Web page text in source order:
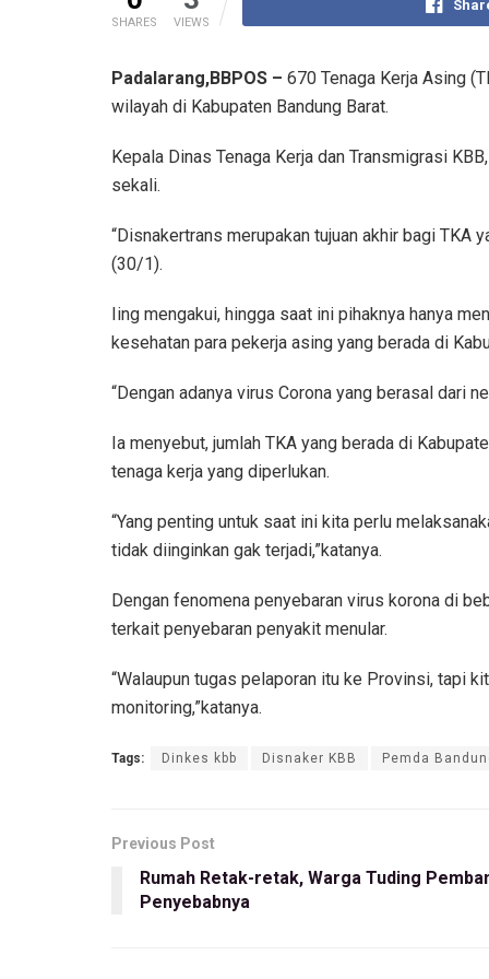
SHARES VIEWS
Padalarang,BBPOS – 670 Tenaga Kerja Asing
wilayah di Kabupaten Bandung Barat.
Kepala Dinas Tenaga Kerja dan Transmigrasi
sekali.
“Disnakertrans merupakan tujuan akhir bagi TKA
(30/1).
Iing mengakui, hingga saat ini pihaknya hanya
kesehatan para pekerja asing yang berada di
“Dengan adanya virus Corona yang berasal dari
Ia menyebut, jumlah TKA yang berada di
tenaga kerja yang diperlukan.
“Yang penting untuk saat ini kita perlu
tidak diinginkan gak terjadi,”katanya.
Dengan fenomena penyebaran virus korona di
terkait penyebaran penyakit menular.
“Walaupun tugas pelaporan itu ke Provinsi, tapi
monitoring,”katanya.
Tags: Dinkes kbb Disnaker KBB Pemda
Previous Post
Rumah Retak-retak, Warga Tuding
Penyebabnya